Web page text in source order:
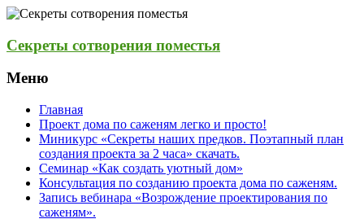
Секреты сотворения поместья
Меню
Главная
Проект дома по саженям легко и просто!
Миникурс «Секреты наших предков. Поэтапный план
создания проекта за 2 часа» скачать.
Семинар «Как создать уютный дом»
Консультация по созданию проекта дома по саженям.
Запись вебинара «Возрождение проектирования по
саженям».